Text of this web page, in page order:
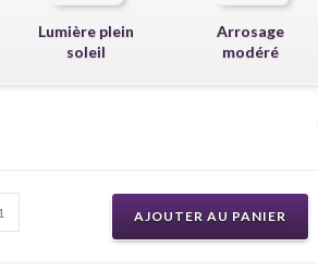
Lumière plein
soleil
Arrosage
modéré
AJOUTER AU PANIER